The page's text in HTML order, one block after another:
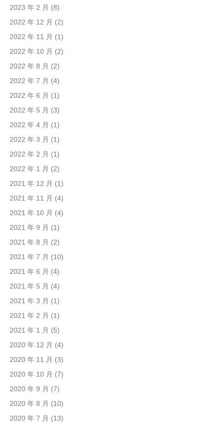
2023 年 2 月 (8)
2022 年 12 月 (2)
2022 年 11 月 (1)
2022 年 10 月 (2)
2022 年 8 月 (2)
2022 年 7 月 (4)
2022 年 6 月 (1)
2022 年 5 月 (3)
2022 年 4 月 (1)
2022 年 3 月 (1)
2022 年 2 月 (1)
2022 年 1 月 (2)
2021 年 12 月 (1)
2021 年 11 月 (4)
2021 年 10 月 (4)
2021 年 9 月 (1)
2021 年 8 月 (2)
2021 年 7 月 (10)
2021 年 6 月 (4)
2021 年 5 月 (4)
2021 年 3 月 (1)
2021 年 2 月 (1)
2021 年 1 月 (5)
2020 年 12 月 (4)
2020 年 11 月 (3)
2020 年 10 月 (7)
2020 年 9 月 (7)
2020 年 8 月 (10)
2020 年 7 月 (13)